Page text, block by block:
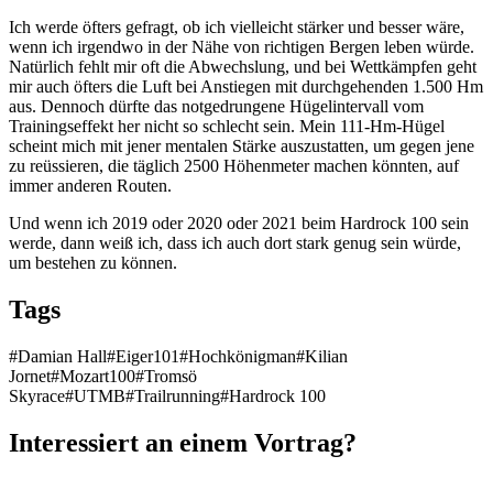
Ich werde öfters gefragt, ob ich vielleicht stärker und besser wäre,
wenn ich irgendwo in der Nähe von richtigen Bergen leben würde.
Natürlich fehlt mir oft die Abwechslung, und bei Wettkämpfen geht
mir auch öfters die Luft bei Anstiegen mit durchgehenden 1.500 Hm
aus. Dennoch dürfte das notgedrungene Hügelintervall vom
Trainingseffekt her nicht so schlecht sein. Mein 111-Hm-Hügel
scheint mich mit jener mentalen Stärke auszustatten, um gegen jene
zu reüssieren, die täglich 2500 Höhenmeter machen könnten, auf
immer anderen Routen.
Und wenn ich 2019 oder 2020 oder 2021 beim Hardrock 100 sein
werde, dann weiß ich, dass ich auch dort stark genug sein würde,
um bestehen zu können.
Tags
#Damian Hall#Eiger101#Hochkönigman#Kilian
Jornet#Mozart100#Tromsö
Skyrace#UTMB#Trailrunning#Hardrock 100
Interessiert an einem Vortrag?